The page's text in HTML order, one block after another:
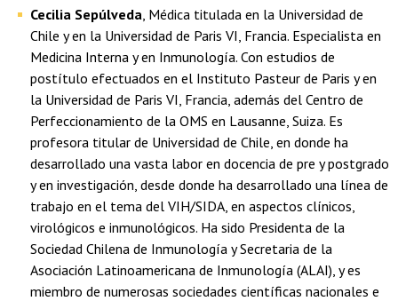
Cecilia Sepúlveda , Médica titulada en la Universidad de
Chile y en la Universidad de Paris VI, Francia. Especialista en
Medicina Interna y en Inmunología. Con estudios de
postítulo efectuados en el Instituto Pasteur de Paris y en
la Universidad de Paris VI, Francia, además del Centro de
Perfeccionamiento de la OMS en Lausanne, Suiza. Es
profesora titular de Universidad de Chile, en donde ha
desarrollado una vasta labor en docencia de pre y postgrado
y en investigación, desde donde ha desarrollado una línea de
trabajo en el tema del VIH/SIDA, en aspectos clínicos,
virológicos e inmunológicos. Ha sido Presidenta de la
Sociedad Chilena de Inmunología y Secretaria de la
Asociación Latinoamericana de Inmunología (ALAI), y es
miembro de numerosas sociedades científicas nacionales e